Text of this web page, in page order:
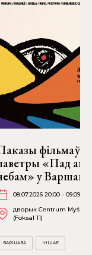
фільмаў
«Пад
у Варшаве
08.07.2026 20:00 -
дворык Centrum Myśli
(Foksal 11)
ВАРШАВА ІНШАЕ